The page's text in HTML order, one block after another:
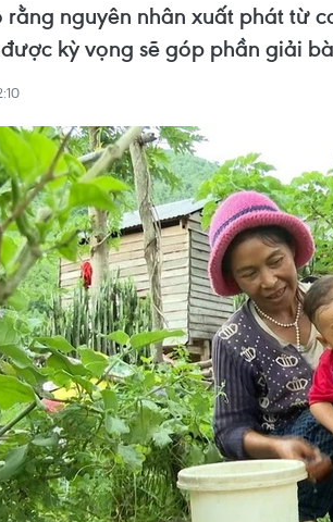
rằng nguyên nhân xuất phát từ
kỳ vọng sẽ góp phần giải